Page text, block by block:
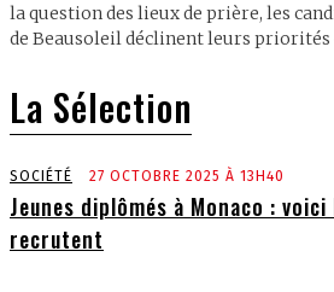
la question des lieux de prière, les
de Beausoleil déclinent leurs
La Sélection
SOCIÉTÉ 27 OCTOBRE 2025 À 13H40
Jeunes diplômés à Monaco :
recrutent